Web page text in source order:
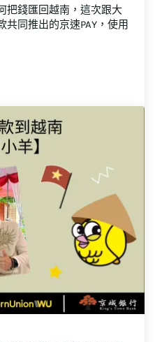
把錢匯回越南，這次跟大
同推出的京速PAY，使用
的匯錢到國外？你沒想到在越南不帶